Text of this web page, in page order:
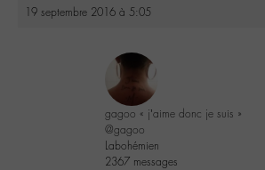
19 septembre 2016 à 5:05
gagoo « j’aime donc je suis »
@gagoo
Labohémien
2367 messages